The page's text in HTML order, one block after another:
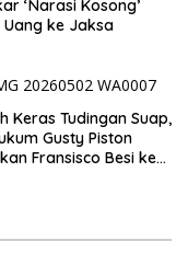
‘Narasi Kosong’
Uang ke Jaksa
Keras Tudingan Suap,
Gusty Piston
Fransisco Besi ke